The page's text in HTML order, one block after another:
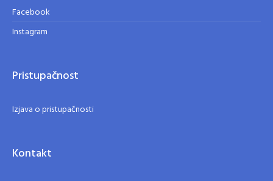
Facebook
Instagram
Pristupačnost
Izjava o pristupačnosti
Kontakt